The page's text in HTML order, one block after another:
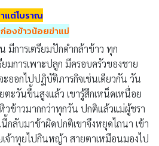
แต่โบราณ
องข้าวน้อยฆ่าแม่
มีการเตรียมปักดำกล้าข้าว ทุก
ยมการเพาะปลูก มีครอบครัวของชาย
อกไปปฏิบัติภารกิจเช่นเดียวกัน วัน
ะวันขึ้นสูงแล้ว เขารู้สึกเหน็ดเหนื่อย
วข้าวมากกว่าทุกวัน ปกติแล้วแม่ผู้ชรา
กลับมาช้าผิดปกติเขาจึงหยุดไถนา เข้า
จ้าทุยไปกินหญ้า สายตาเหมือนมองไป